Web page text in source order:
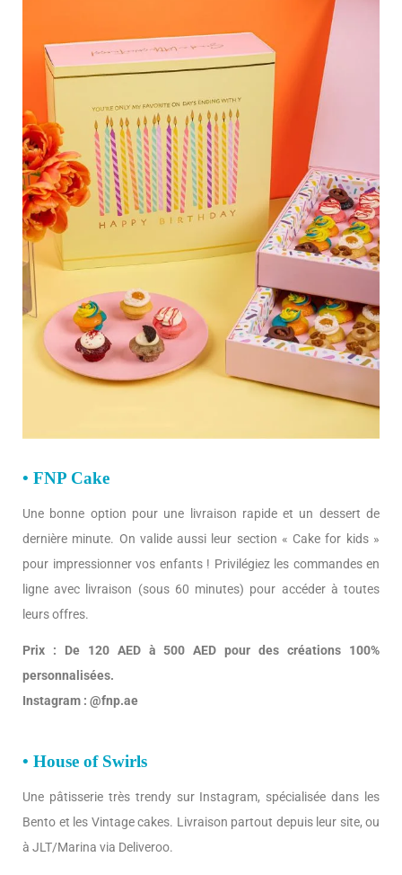
• FNP Cake
Une bonne option pour une livraison rapide et un dessert de
dernière minute. On valide aussi leur section « Cake for kids »
pour impressionner vos enfants ! Privilégiez les commandes en
ligne avec livraison (sous 60 minutes) pour accéder à toutes
leurs offres.
Prix : De 120 AED à 500 AED pour des créations 100%
personnalisées.
Instagram : @fnp.ae
• House of Swirls
Une pâtisserie très trendy sur Instagram, spécialisée dans les
Bento et les Vintage cakes. Livraison partout depuis leur site, ou
à JLT/Marina via Deliveroo.